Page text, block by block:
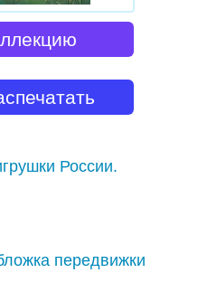
России.
передвижки